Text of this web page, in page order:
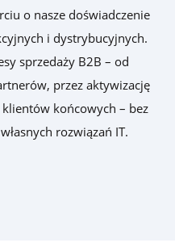
darmo
o nasze doświadczenie
i dystrybucyjnych.
sprzedaży B2B – od
przez aktywizację
końcowych – bez
rozwiązań IT.